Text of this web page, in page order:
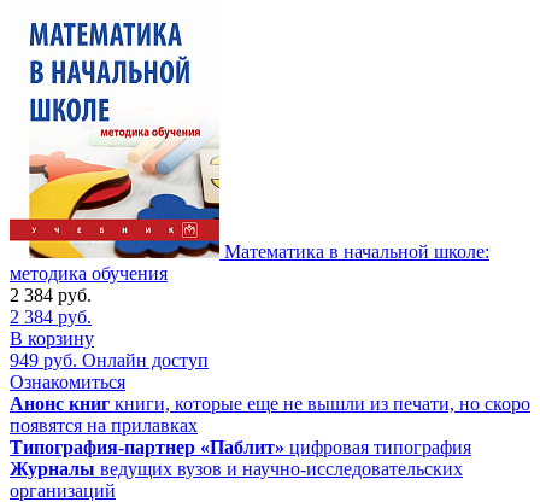
Математика в начальной школе:
методика обучения
2 384 руб.
2 384 руб.
В корзину
949 руб. Онлайн доступ
Ознакомиться
Анонс книг книги, которые еще не вышли из печати, но скоро
появятся на прилавках
Типография-партнер «Паблит» цифровая типография
Журналы ведущих вузов и научно-исследовательских
организаций